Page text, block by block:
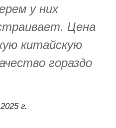
у них
Цена
китайскую
гораздо
г.